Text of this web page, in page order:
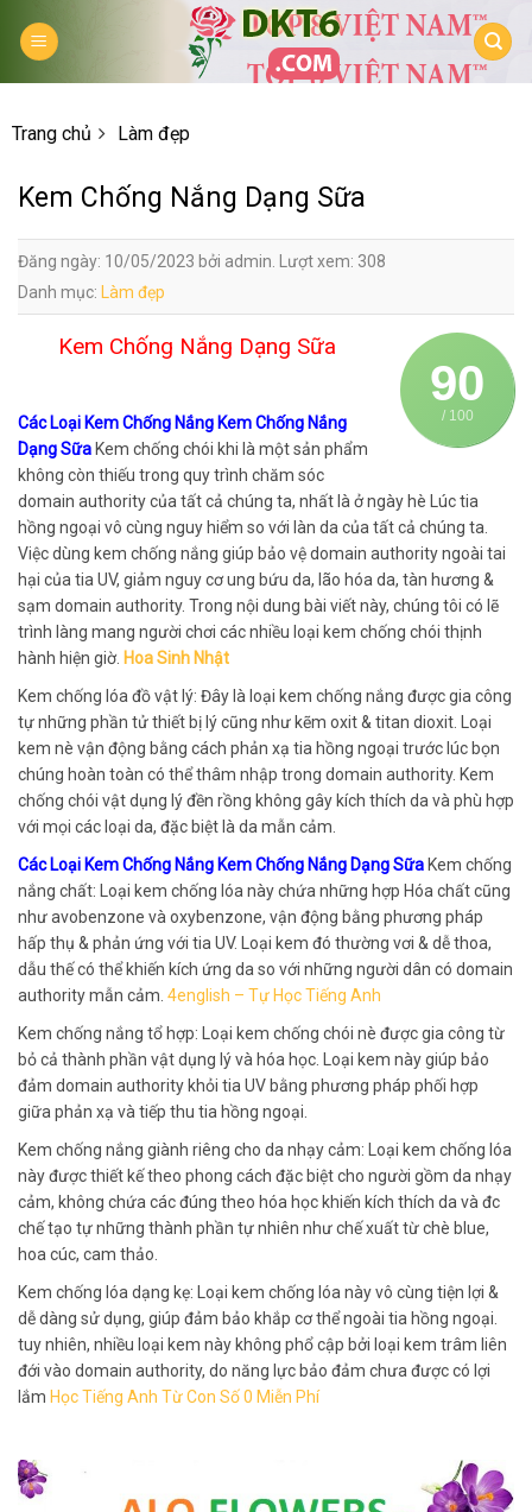
Trang chủ Làm đẹp
Kem Chống Nắng Dạng Sữa
Đăng ngày: 10/05/2023 bởi admin. Lượt xem: 308
Danh mục: Làm đẹp
90
/ 100
Kem Chống Nắng Dạng Sữa
Các Loại Kem Chống Nắng Kem Chống Nắng
Dạng Sữa Kem chống chói khi là một sản phẩm
không còn thiếu trong quy trình chăm sóc
domain authority của tất cả chúng ta, nhất là ở ngày hè Lúc tia
hồng ngoại vô cùng nguy hiểm so với làn da của tất cả chúng ta.
Việc dùng kem chống nắng giúp bảo vệ domain authority ngoài tai
hại của tia UV, giảm nguy cơ ung bứu da, lão hóa da, tàn hương &
sạm domain authority. Trong nội dung bài viết này, chúng tôi có lẽ
trình làng mang người chơi các nhiều loại kem chống chói thịnh
hành hiện giờ. Hoa Sinh Nhật
Kem chống lóa đồ vật lý: Đây là loại kem chống nắng được gia công
tự những phần tử thiết bị lý cũng như kẽm oxit & titan dioxit. Loại
kem nè vận động bằng cách phản xạ tia hồng ngoại trước lúc bọn
chúng hoàn toàn có thể thâm nhập trong domain authority. Kem
chống chói vật dụng lý đền rồng không gây kích thích da và phù hợp
với mọi các loại da, đặc biệt là da mẫn cảm.
Các Loại Kem Chống Nắng Kem Chống Nắng Dạng Sữa Kem chống
nắng chất: Loại kem chống lóa này chứa những hợp Hóa chất cũng
như avobenzone và oxybenzone, vận động bằng phương pháp
hấp thụ & phản ứng với tia UV. Loại kem đó thường vơi & dễ thoa,
dẫu thế có thể khiến kích ứng da so với những người dân có domain
authority mẫn cảm. 4english – Tự Học Tiếng Anh
Kem chống nắng tổ hợp: Loại kem chống chói nè được gia công từ
bỏ cả thành phần vật dụng lý và hóa học. Loại kem này giúp bảo
đảm domain authority khỏi tia UV bằng phương pháp phối hợp
giữa phản xạ và tiếp thu tia hồng ngoại.
Kem chống nắng giành riêng cho da nhạy cảm: Loại kem chống lóa
này được thiết kế theo phong cách đặc biệt cho người gồm da nhạy
cảm, không chứa các đúng theo hóa học khiến kích thích da và đc
chế tạo tự những thành phần tự nhiên như chế xuất từ chè blue,
hoa cúc, cam thảo.
Kem chống lóa dạng kẹ: Loại kem chống lóa này vô cùng tiện lợi &
dễ dàng sử dụng, giúp đảm bảo khắp cơ thể ngoài tia hồng ngoại.
tuy nhiên, nhiều loại kem này không phổ cập bởi loại kem trâm liên
đới vào domain authority, do năng lực bảo đảm chưa được có lợi
lắm Học Tiếng Anh Từ Con Số 0 Miễn Phí